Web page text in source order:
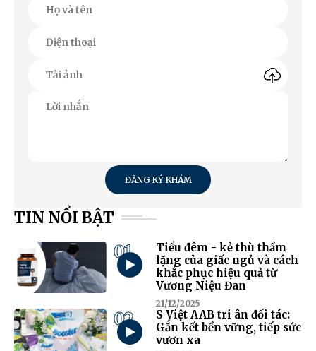
ĐĂNG KÝ KHÁM
TIN NỔI BẬT
01
Tiểu đêm - kẻ thù thầm
lặng của giấc ngủ và cách
khắc phục hiệu quả từ
Vương Niệu Đan
21/12/2025
02
S Việt AAB tri ân đối tác:
Gắn kết bền vững, tiếp sức
vươn xa